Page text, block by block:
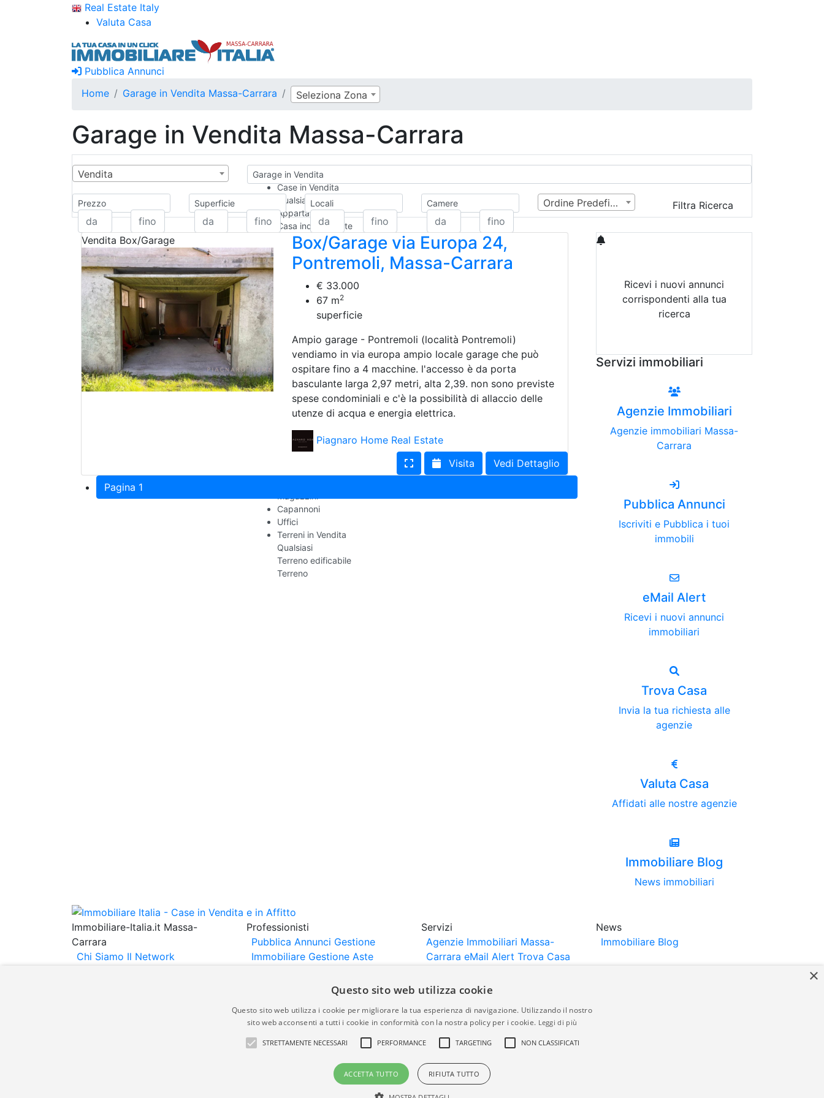
Real Estate Italy
Valuta Casa
Pubblica Annunci
Home
Garage in Vendita Massa-Carrara Seleziona Zona
Garage in Vendita Massa-Carrara
Vendita
Garage in Vendita
Case in Vendita
Qualsiasi
Appartamento
Casa indipendente
Casa Semi-indipendente
Attico/Mansarda
Rustico/Casale
Loft/Open space
Camera d'Albergo
Palazzo/Stabile
Box/Garage
Negozi e Attivita Commerciali in Vendita
Qualsiasi
Attività/Licenza Commerciale
Azienda Agricola
Bar/Ristorante
Bed & Breakfast
Albergo
Capannoni
Uffici
Terreni in Vendita
Qualsiasi
Terreno edificabile
Terreno
Prezzo Superficie Locali Camere Ordine Predefinito Filtra Ricerca
Vendita Box/Garage
Box/Garage via Europa 24,
Pontremoli, Massa-Carrara
€ 33.000
67m2
superficie
Ampio garage - Pontremoli (località Pontremoli)
vendiamo in via europa ampio locale garage che può
ospitare fino a 4 macchine. l'accesso è da porta
basculante larga 2,97 metri, alta 2,39. non sono previste
spese condominiali e c'è la possibilità di allaccio delle
utenze di acqua e energia elettrica.
Piagnaro Home Real Estate
Visita
Vedi Dettaglio
Pagina 1
Ricevi i nuovi annunci
corrispondenti alla tua
ricerca
Servizi immobiliari
Agenzie Immobiliari
Agenzie immobiliari Massa-
Carrara
Pubblica Annunci
Iscriviti e Pubblica i tuoi
immobili
eMail Alert
Ricevi i nuovi annunci
immobiliari
Trova Casa
Invia la tua richiesta alle
agenzie
Valuta Casa
Affidati alle nostre agenzie
Immobiliare Blog
News immobiliari
Immobiliare-Italia.it Massa-
Carrara
Chi Siamo Il Network
Professionisti
Pubblica Annunci Gestione
Immobiliare Gestione Aste
Importazione
Servizi
Agenzie Immobiliari Massa-
Carrara eMail Alert Trova Casa
News
Immobiliare Blog
Gli annunci immobiliari presenti su immobiliare-italia.it vengono pubblicati da agenzie immobiliari e costruttori. La pubblicazione degli annunci
italia.it quindi non è responsabile della veridicità, della correttezza, della completezza, della normativa in materia di privacy e/o di alcun altro
×
Questo sito web utilizza cookie
Questo sito web utilizza i cookie per migliorare la tua esperienza di navigazione. Utilizzando il nostro
sito web acconsenti a tutti i cookie in conformità con la nostra policy per i cookie. Leggi di più
STRETTAMENTE NECESSARI PERFORMANCE TARGETING NON CLASSIFICATI
ACCETTA TUTTO RIFIUTA TUTTO